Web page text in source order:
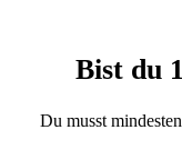
Bist du
Du musst
Flo